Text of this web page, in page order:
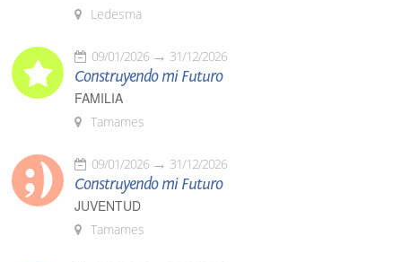
Ledesma
09/01/2026 31/12/2026
Construyendo mi Futuro
FAMILIA
Tamames
09/01/2026 31/12/2026
Construyendo mi Futuro
JUVENTUD
Tamames